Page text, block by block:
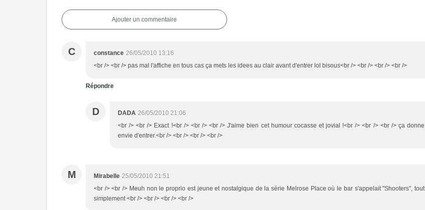
Ajouter un commentaire
C constance 26/05/2010 13:16
<br /> <br /> pas mal l'affiche en tous cas ça mets les idees au clair avant d'entrer lol bisous<br /> <br /> <br /> <br />
Répondre
D DADA 26/05/2010 21:06
<br /> <br /> Exact !<br /> <br /> <br /> J'aime bien cet humour cocasse et jovial !<br /> <br /> <br /> ça donne
envie d'entrer.<br /> <br /> <br /> <br />
M Mirabelle 25/05/2010 21:51
<br /> <br /> Meuh non le proprio est jeune et nostalgique de la série Melrose Place où le bar s'appelait "Shooters", tout
simplement <br /> <br /> <br /> <br />